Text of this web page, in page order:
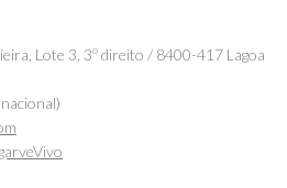
Lote 3, 3º direito / 8400-417 Lagoa